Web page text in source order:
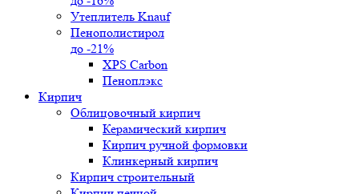
Утеплитель Knauf
Пенополистирол
до -21%
XPS Carbon
Пеноплэкс
Кирпич
Облицовочный кирпич
Керамический кирпич
Кирпич ручной формовки
Клинкерный кирпич
Кирпич строительный